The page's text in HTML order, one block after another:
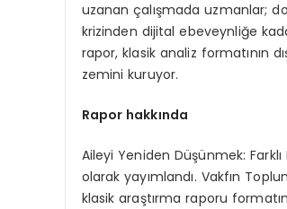
uzanan çalışmada uzmanlar;
krizinden dijital ebeveynliğe
rapor, klasik analiz formatının
zemini kuruyor.
Rapor hakkında
Aileyi Yeniden Düşünmek: Farklı
olarak yayımlandı. Vakfın
klasik araştırma raporu